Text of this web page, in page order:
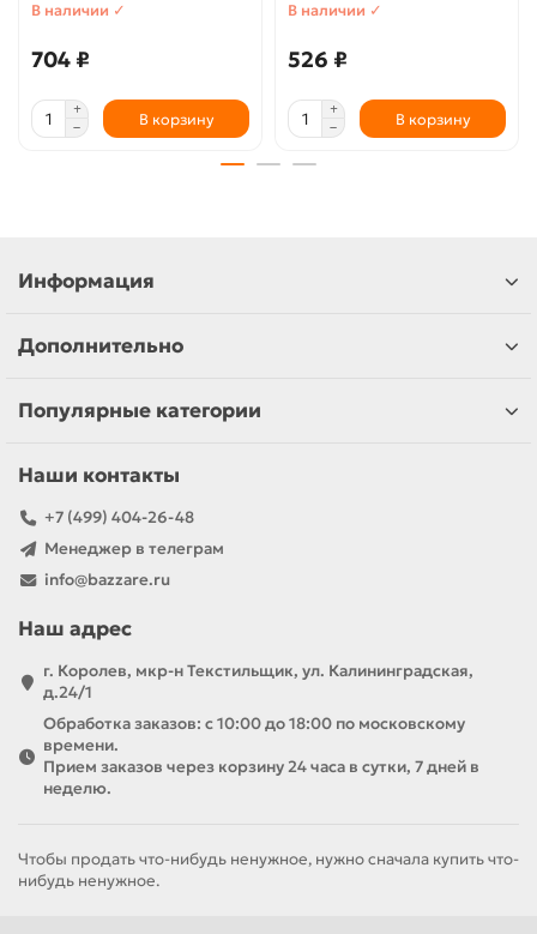
В наличии ✓
704 ₽
В корзину
В наличии ✓
526 ₽
В корзину
Информация
Дополнительно
Популярные категории
Наши контакты
+7 (499) 404-26-48
Менеджер в телеграм
info@bazzare.ru
Наш адрес
г. Королев, мкр-н Текстильщик, ул. Калининградская,
д.24/1
Обработка заказов: с 10:00 до 18:00 по московскому
времени.
Прием заказов через корзину 24 часа в сутки, 7 дней в
неделю.
Чтобы продать что-нибудь ненужное, нужно сначала купить что-
нибудь ненужное.